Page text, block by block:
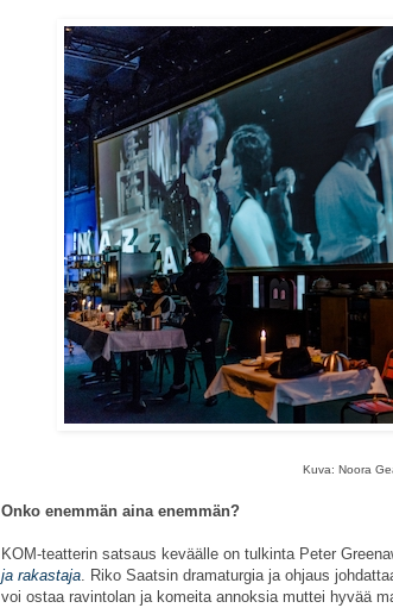
Kuva: Noora
Onko enemmän aina enemmän?
KOM-teatterin satsaus keväälle on tulkinta Peter
ja rakastaja. Riko Saatsin dramaturgia ja ohjaus
voi ostaa ravintolan ja komeita annoksia muttei hyvää